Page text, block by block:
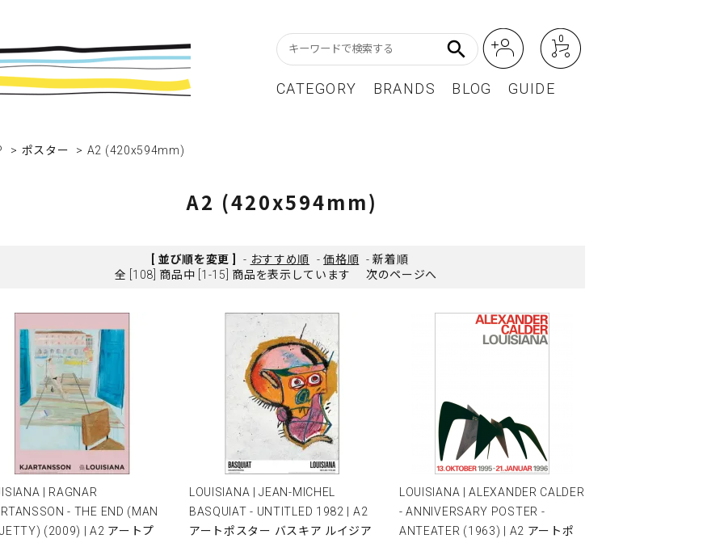
search 0
CATEGORY
ターフレーム
グリーティングカード
OUTLET / アウトレット
BRANDS
ブランドAtoZ
BLOG
In
GUIDE
> ポスター > A2 (420x594mm)
A2 (420x594mm)
[ 並び順を変更 ] - おすすめ順 -価格順 -新着順
全 [108] 商品中 [1-15] 商品を表示しています
次のページへ
| RAGNAR
- THE END (MAN
(2009) | A2 アートプ
LOUISIANA | JEAN-MICHEL
BASQUIAT - UNTITLED 1982 | A2
アートポスター バスキア ルイジア
LOUISIANA | ALEXANDER CALDER
- ANNIVERSARY POSTER -
ANTEATER (1963) | A2 アートポ